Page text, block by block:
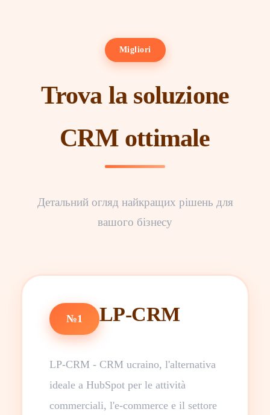
Migliori
Trova la soluzione
CRM ottimale
Детальний огляд найкращих рішень для
вашого бізнесу
№1 LP-CRM
LP-CRM - CRM ucraino, l'alternativa
ideale a HubSpot per le attività
commerciali, l'e-commerce e il settore